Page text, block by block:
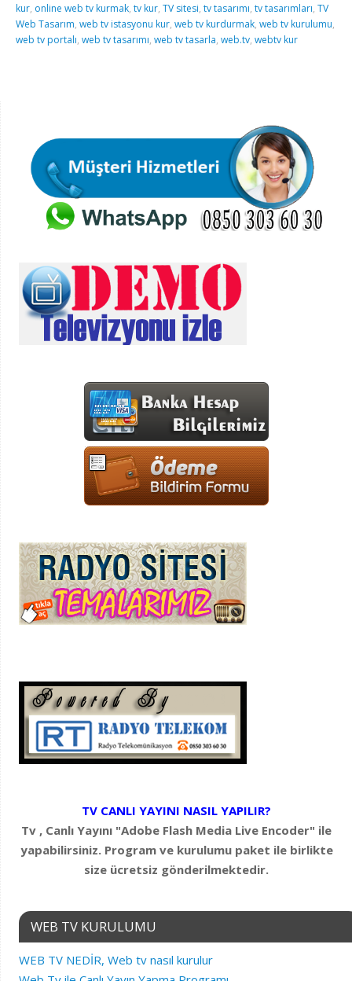
kur, online web tv kurmak,tv kur,TV sitesi,tv tasarımı,tv tasarımları,TV
Web Tasarım,web tv istasyonu kur,web tv kurdurmak,web tv kurulumu,
web tv portalı,web tv tasarımı,web tv tasarla,web.tv,webtv kur
TV CANLI YAYINI NASIL YAPILIR?
Tv , Canlı Yayını "Adobe Flash Media Live Encoder" ile
yapabilirsiniz. Program ve kurulumu paket ile birlikte
size ücretsiz gönderilmektedir.
WEB TV KURULUMU
WEB TV NEDİR, Web tv nasıl kurulur